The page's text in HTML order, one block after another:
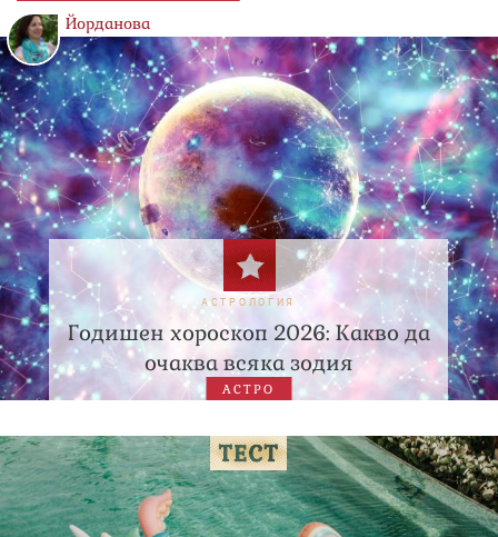
Йорданова
АСТРОЛОГИЯ
Годишен хороскоп 2026: Какво да
очаква всяка зодия
АСТРО